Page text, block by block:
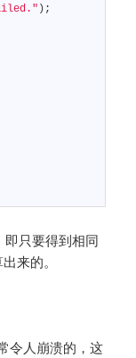
) ;
只要得到相同
来的。
令人崩溃的，这